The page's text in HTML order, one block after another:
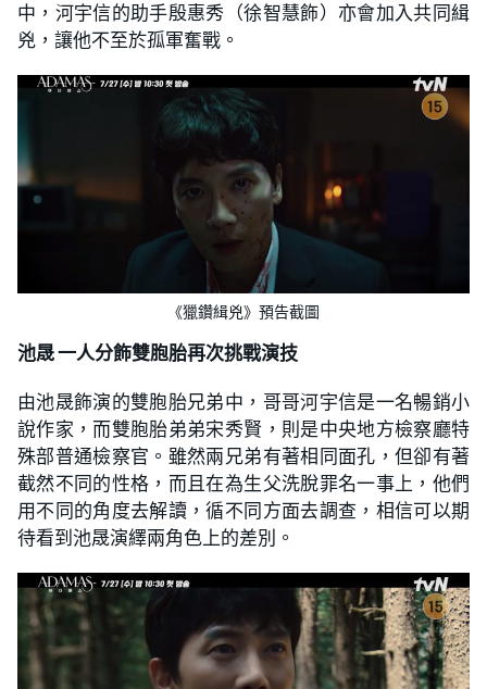
中，河宇信的助手殷惠秀（徐智慧飾）亦會加入共同緝
兇，讓他不至於孤軍奮戰。
《獵鑽緝兇》預告截圖
池晟 一人分飾雙胞胎再次挑戰演技
由池晟飾演的雙胞胎兄弟中，哥哥河宇信是一名暢銷小
說作家，而雙胞胎弟弟宋秀賢，則是中央地方檢察廳特
殊部普通檢察官。雖然兩兄弟有著相同面孔，但卻有著
截然不同的性格，而且在為生父洗脫罪名一事上，他們
用不同的角度去解讀，循不同方面去調查，相信可以期
待看到池晟演繹兩角色上的差別。